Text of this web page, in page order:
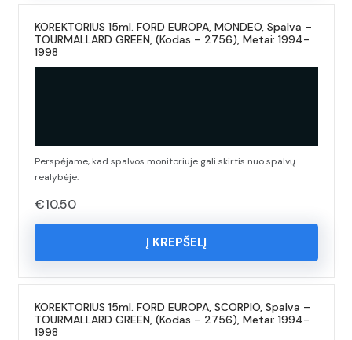
KOREKTORIUS 15ml. FORD EUROPA, MONDEO, Spalva –
TOURMALLARD GREEN, (Kodas – 2756), Metai: 1994-
1998
Perspėjame, kad spalvos monitoriuje gali skirtis nuo spalvų
realybėje.
€10.50
Į KREPŠELĮ
KOREKTORIUS 15ml. FORD EUROPA, SCORPIO, Spalva –
TOURMALLARD GREEN, (Kodas – 2756), Metai: 1994-
1998